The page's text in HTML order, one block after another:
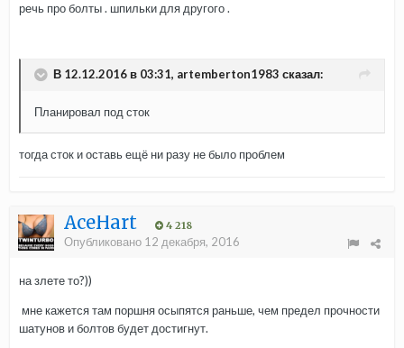
речь про болты . шпильки для другого .
В 12.12.2016 в 03:31, artemberton1983 сказал:
Планировал под сток
тогда сток и оставь ещё ни разу не было проблем
AceHart 4 218
Опубликовано 12 декабря, 2016
на злете то?))
мне кажется там поршня осыпятся раньше, чем предел прочности
шатунов и болтов будет достигнут.